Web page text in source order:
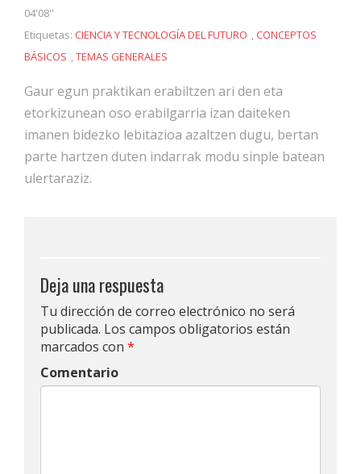
04'08''
Etiquetas: CIENCIA Y TECNOLOGÍA DEL FUTURO ,CONCEPTOS
BÁSICOS ,TEMAS GENERALES
Gaur egun praktikan erabiltzen ari den eta
etorkizunean oso erabilgarria izan daiteken
imanen bidezko lebitazioa azaltzen dugu, bertan
parte hartzen duten indarrak modu sinple batean
ulertaraziz.
Deja una respuesta
Tu dirección de correo electrónico no será
publicada. Los campos obligatorios están
marcados con *
Comentario